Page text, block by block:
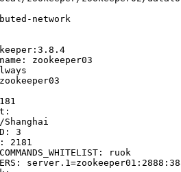
network
zookeeper03
zookeeper03
3
2181
ruok